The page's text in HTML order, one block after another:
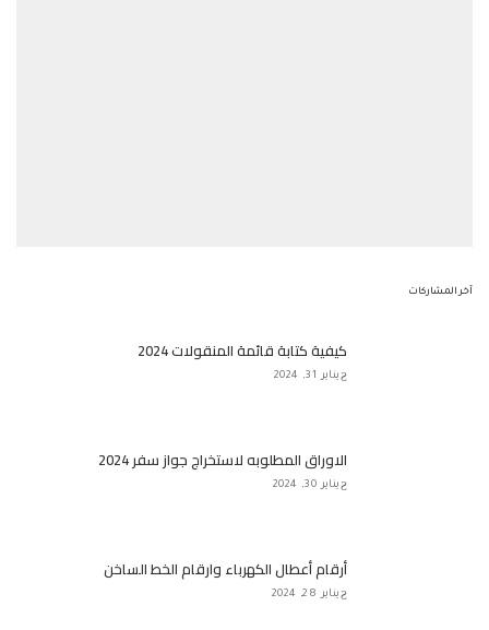
آخر المشاركات
كيفية كتابة قائمة المنقولات 2024
يناير 31, 2024
الاوراق المطلوبه لاستخراج جواز سفر 2024
يناير 30, 2024
أرقام أعطال الكهرباء وارقام الخط الساخن
يناير 28, 2024